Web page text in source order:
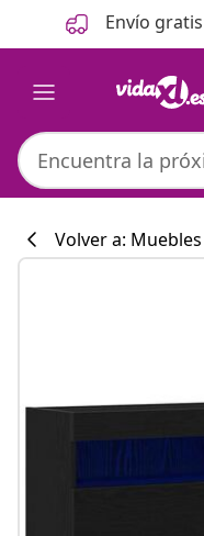
Anterior
Siguiente Envío
Volver a: Muebles